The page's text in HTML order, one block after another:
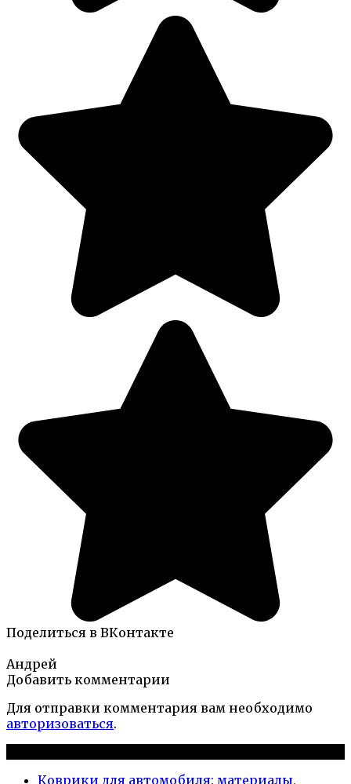
Поделиться в ВКонтакте
Андрей
Добавить комментарии
Для отправки комментария вам необходимо
авторизоваться.
Коврики для автомобиля: материалы,